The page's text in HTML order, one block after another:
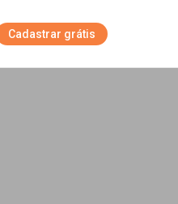
Cadastrar grátis